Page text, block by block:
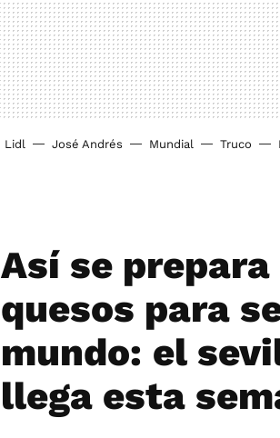
Lidl José Andrés Mundial Truco
Así se
quesos para
mundo: el
llega esta